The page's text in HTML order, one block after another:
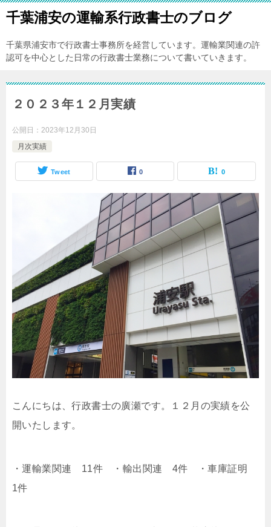
千葉浦安の運輸系行政書士のブログ
千葉県浦安市で行政書士事務所を経営しています。運輸業関連の許
認可を中心とした日常の行政書士業務について書いていきます。
２０２３年１２月実績
公開日： 2023年12月30日
月次実績
Tweet 0 0
こんにちは、行政書士の廣瀬です。１２月の実績を公
開いたします。
・運輸業関連 11件 ・輸出関連 4件 ・車庫証明
1件